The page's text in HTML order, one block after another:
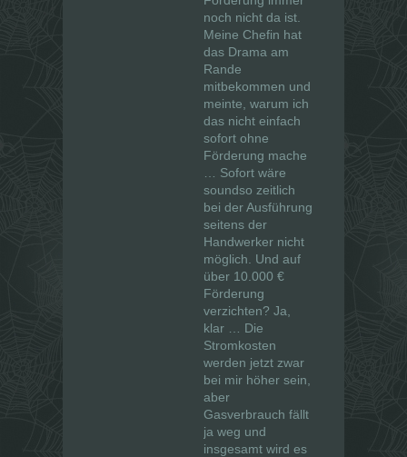
noch nicht da ist.
Meine Chefin hat
das Drama am
Rande
mitbekommen und
meinte, warum ich
das nicht einfach
sofort ohne
Förderung mache
… Sofort wäre
soundso zeitlich
bei der Ausführung
seitens der
Handwerker nicht
möglich. Und auf
über 10.000 €
Förderung
verzichten? Ja,
klar … Die
Stromkosten
werden jetzt zwar
bei mir höher sein,
aber
Gasverbrauch fällt
ja weg und
insgesamt wird es